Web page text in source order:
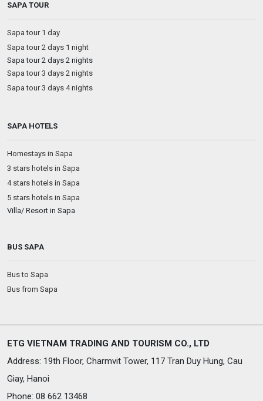
SAPA TOUR
Sapa tour 1 day
Sapa tour 2 days 1 night
Sapa tour 2 days 2 nights
Sapa tour 3 days 2 nights
Sapa tour 3 days 4 nights
SAPA HOTELS
Homestays in Sapa
3 stars hotels in Sapa
4 stars hotels in Sapa
5 stars hotels in Sapa
Villa/ Resort in Sapa
BUS SAPA
Bus to Sapa
Bus from Sapa
ETG VIETNAM TRADING AND TOURISM CO., LTD
Address: 19th Floor, Charmvit Tower, 117 Tran Duy Hung, Cau
Giay, Hanoi
Phone: 08 662 13468